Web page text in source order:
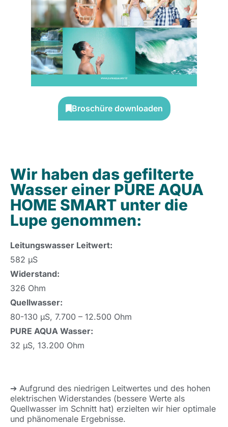
Broschüre downloaden
Wir haben das gefilterte
Wasser einer PURE AQUA
HOME SMART unter die
Lupe genommen:
Leitungswasser Leitwert:
582 μS
Widerstand:
326 Ohm
Quellwasser:
80-130 μS, 7.700 – 12.500 Ohm
PURE AQUA Wasser:
32 μS, 13.200 Ohm
➔ Aufgrund des niedrigen Leitwertes und des hohen
elektrischen Widerstandes (bessere Werte als
Quellwasser im Schnitt hat) erzielten wir hier optimale
und phänomenale Ergebnisse.